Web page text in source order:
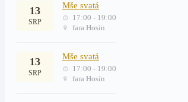
13
SRP
Mše svatá
17:00 - 19:00
fara Hosín
13
SRP
Mše svatá
17:00 - 19:00
fara Hosín